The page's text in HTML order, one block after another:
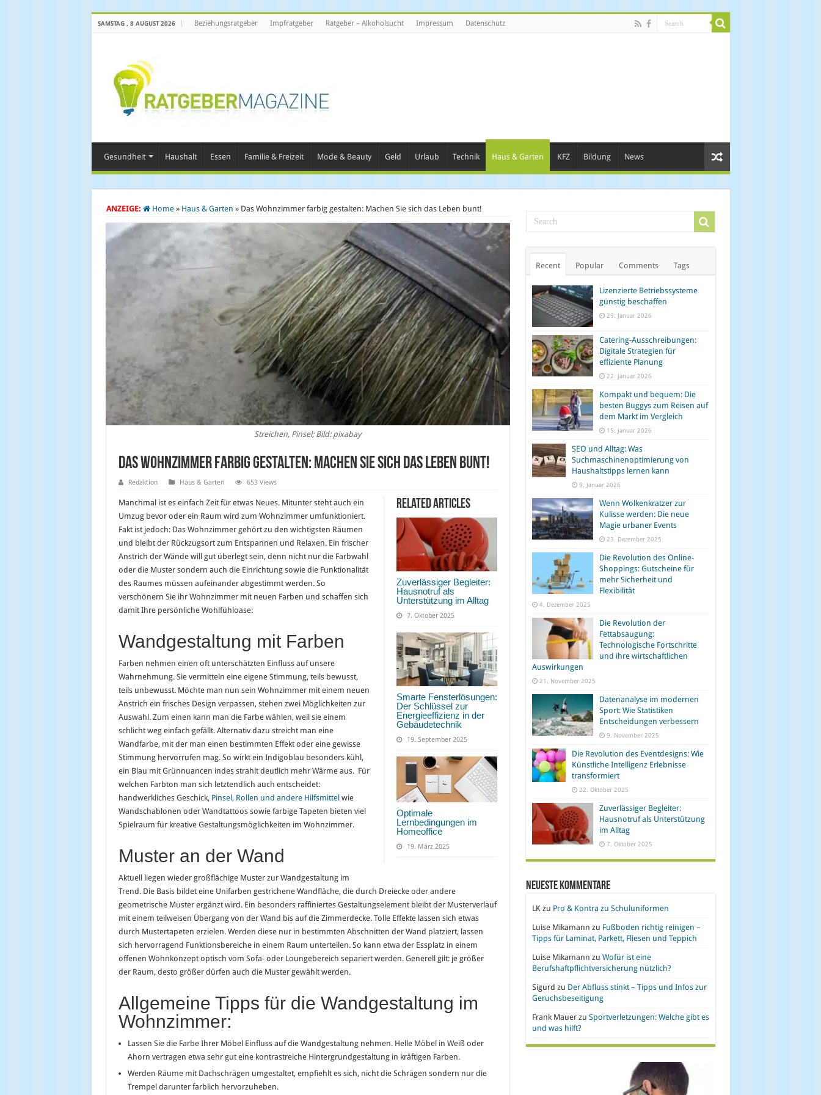
SAMSTAG , 8 AUGUST 2026 Beziehungsratgeber Impfratgeber Ratgeber – Alkoholsucht Impressum Datenschutz
Gesundheit Haushalt Essen Familie & Freizeit Mode & Beauty Geld Urlaub Technik Haus & Garten KFZ Bildung News
ANZEIGE: Home » Haus & Garten » Das Wohnzimmer farbig gestalten: Machen Sie sich das Leben bunt!
Streichen, Pinsel; Bild: pixabay
Das Wohnzimmer farbig gestalten: Machen Sie sich das Leben bunt!
Redaktion Haus & Garten 653 Views
Related Articles
Zuverlässiger Begleiter:
Hausnotruf als
Unterstützung im Alltag
7. Oktober 2025
Smarte Fensterlösungen:
Der Schlüssel zur
Energieeffizienz in der
Gebäudetechnik
19. September 2025
Optimale
Lernbedingungen im
Homeoffice
19. März 2025
Manchmal ist es einfach Zeit für etwas Neues. Mitunter steht auch ein
Umzug bevor oder ein Raum wird zum Wohnzimmer umfunktioniert.
Fakt ist jedoch: Das Wohnzimmer gehört zu den wichtigsten Räumen
und bleibt der Rückzugsort zum Entspannen und Relaxen. Ein frischer
Anstrich der Wände will gut überlegt sein, denn nicht nur die Farbwahl
oder die Muster sondern auch die Einrichtung sowie die Funktionalität
des Raumes müssen aufeinander abgestimmt werden. So
verschönern Sie ihr Wohnzimmer mit neuen Farben und schaffen sich
damit Ihre persönliche Wohlfühloase:
Wandgestaltung mit Farben
Farben nehmen einen oft unterschätzten Einfluss auf unsere
Wahrnehmung. Sie vermitteln eine eigene Stimmung, teils bewusst,
teils unbewusst. Möchte man nun sein Wohnzimmer mit einem neuen
Anstrich ein frisches Design verpassen, stehen zwei Möglichkeiten zur
Auswahl. Zum einen kann man die Farbe wählen, weil sie einem
schlicht weg einfach gefällt. Alternativ dazu streicht man eine
Wandfarbe, mit der man einen bestimmten Effekt oder eine gewisse
Stimmung hervorrufen mag. So wirkt ein Indigoblau besonders kühl,
ein Blau mit Grünnuancen indes strahlt deutlich mehr Wärme aus. Für
welchen Farbton man sich letztendlich auch entscheidet:
handwerkliches Geschick, Pinsel, Rollen und andere Hilfsmittel wie
Wandschablonen oder Wandtattoos sowie farbige Tapeten bieten viel
Spielraum für kreative Gestaltungsmöglichkeiten im Wohnzimmer.
Muster an der Wand
Aktuell liegen wieder großflächige Muster zur Wandgestaltung im
Trend. Die Basis bildet eine Unifarben gestrichene Wandfläche, die durch Dreiecke oder andere
geometrische Muster ergänzt wird. Ein besonders raffiniertes Gestaltungselement bleibt der Musterverlauf
mit einem teilweisen Übergang von der Wand bis auf die Zimmerdecke. Tolle Effekte lassen sich etwas
durch Mustertapeten erzielen. Werden diese nur in bestimmten Abschnitten der Wand platziert, lassen
sich hervorragend Funktionsbereiche in einem Raum unterteilen. So kann etwa der Essplatz in einem
offenen Wohnkonzept optisch vom Sofa- oder Loungebereich separiert werden. Generell gilt: je größer
der Raum, desto größer dürfen auch die Muster gewählt werden.
Allgemeine Tipps für die Wandgestaltung im
Wohnzimmer:
Lassen Sie die Farbe Ihrer Möbel Einfluss auf die Wandgestaltung nehmen. Helle Möbel in Weiß oder
Ahorn vertragen etwa sehr gut eine kontrastreiche Hintergrundgestaltung in kräftigen Farben.
Werden Räume mit Dachschrägen umgestaltet, empfiehlt es sich, nicht die Schrägen sondern nur die
Trempel darunter farblich hervorzuheben.
Recent Popular Comments Tags
Lizenzierte Betriebssysteme
günstig beschaffen
29. Januar 2026
Catering-Ausschreibungen:
Digitale Strategien für
effiziente Planung
22. Januar 2026
Kompakt und bequem: Die
besten Buggys zum Reisen auf
dem Markt im Vergleich
15. Januar 2026
SEO und Alltag: Was
Suchmaschinenoptimierung von
Haushaltstipps lernen kann
9. Januar 2026
Wenn Wolkenkratzer zur
Kulisse werden: Die neue
Magie urbaner Events
23. Dezember 2025
Die Revolution des Online-
Shoppings: Gutscheine für
mehr Sicherheit und
Flexibilität
4. Dezember 2025
Die Revolution der
Fettabsaugung:
Technologische Fortschritte
und ihre wirtschaftlichen
Auswirkungen
21. November 2025
Datenanalyse im modernen
Sport: Wie Statistiken
Entscheidungen verbessern
9. November 2025
Die Revolution des Eventdesigns: Wie
Künstliche Intelligenz Erlebnisse
transformiert
22. Oktober 2025
Zuverlässiger Begleiter:
Hausnotruf als Unterstützung
im Alltag
7. Oktober 2025
Neueste Kommentare
LKzu Pro & Kontra zu Schuluniformen
Luise Mikamann zu Fußboden richtig reinigen –
Tipps für Laminat, Parkett, Fliesen und Teppich
Luise Mikamann zu Wofür ist eine
Berufshaftpflichtversicherung nützlich?
Sigurd zu Der Abfluss stinkt – Tipps und Infos zur
Geruchsbeseitigung
Frank Mauerzu Sportverletzungen: Welche gibt es
und was hilft?